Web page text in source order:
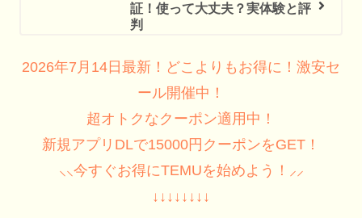
証！使って大丈夫？実体験と評
判
2026年7月14日最新！どこよりもお得に！激安セ
ール開催中！
超オトクなクーポン適用中！
新規アプリDLで15000円クーポンをGET！
⸜⸜今すぐお得にTEMUを始めよう！⸝⸝
↓↓↓↓↓↓↓↓